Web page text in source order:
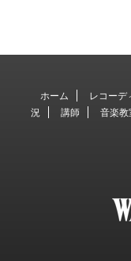
ホーム レコーデ
況
講師 音楽教